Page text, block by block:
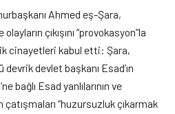
Ahmed eş-Şara,
çıkışını “provokasyon”la
cinayetleri kabul etti: Şara,
devlet başkanı Esad’ın
bağlı Esad yanlılarının ve
“huzursuzluk çıkarmak